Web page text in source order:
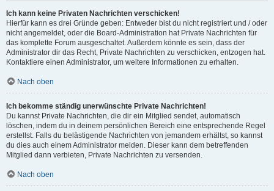
Ich kann keine Privaten Nachrichten verschicken!
Hierfür kann es drei Gründe geben: Entweder bist du nicht registriert und / oder
nicht angemeldet, oder die Board-Administration hat Private Nachrichten für
das komplette Forum ausgeschaltet. Außerdem könnte es sein, dass der
Administrator dir das Recht, Private Nachrichten zu verschicken, entzogen hat.
Kontaktiere einen Administrator, um weitere Informationen zu erhalten.
Nach oben
Ich bekomme ständig unerwünschte Private Nachrichten!
Du kannst Private Nachrichten, die dir ein Mitglied sendet, automatisch
löschen, indem du in deinem persönlichen Bereich eine entsprechende Regel
erstellst. Falls du belästigende Nachrichten von jemandem erhältst, so kannst
du dies auch einem Administrator melden. Dieser kann dem betreffenden
Mitglied dann verbieten, Private Nachrichten zu versenden.
Nach oben